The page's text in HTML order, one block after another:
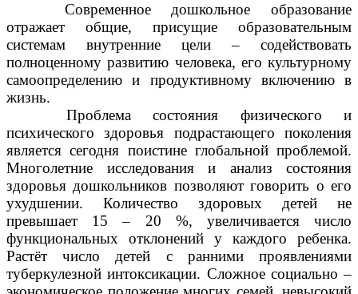
Современное дошкольное образование
отражает общие, присущие образовательным
системам внутренние цели – содействовать
полноценному развитию человека, его культурному
самоопределению и продуктивному включению в
жизнь.
Проблема состояния физического и
психического здоровья подрастающего поколения
является сегодня поистине глобальной проблемой.
Многолетние исследования и анализ состояния
здоровья дошкольников позволяют говорить о его
ухудшении. Количество здоровых детей не
превышает 15 – 20 %, увеличивается число
функциональных отклонений у каждого ребенка.
Растёт число детей с ранними проявлениями
туберкулезной интоксикации. Сложное социально –